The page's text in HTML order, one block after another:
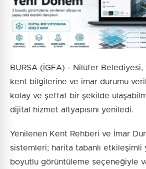
BURSA (İGFA) - Nilüfer Belediyesi,
kent bilgilerine ve imar durumu
kolay ve şeffaf bir şekilde
dijital hizmet altyapısını yeniledi.
Yenilenen Kent Rehberi ve İmar
sistemleri; harita tabanlı etkileşimli
boyutlu görüntüleme seçeneğiyle